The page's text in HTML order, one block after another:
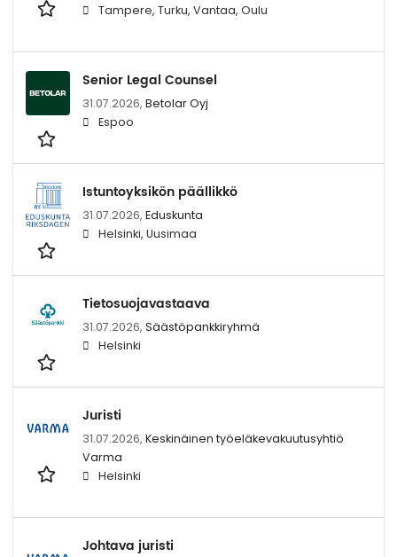
Tampere, Turku, Vantaa, Oulu
Senior Legal Counsel
31.07.2026, Betolar Oyj
Espoo
Istuntoyksikön päällikkö
31.07.2026, Eduskunta
Helsinki, Uusimaa
Tietosuojavastaava
31.07.2026, Säästöpankkiryhmä
Helsinki
Juristi
31.07.2026, Keskinäinen työeläkevakuutusyhtiö
Varma
Helsinki
Johtava juristi